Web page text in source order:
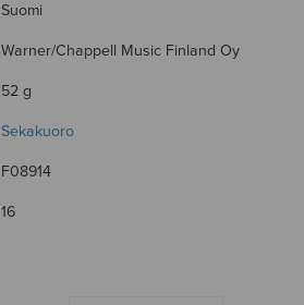
Suomi
Warner/Chappell Music Finland Oy
52 g
Sekakuoro
F08914
16